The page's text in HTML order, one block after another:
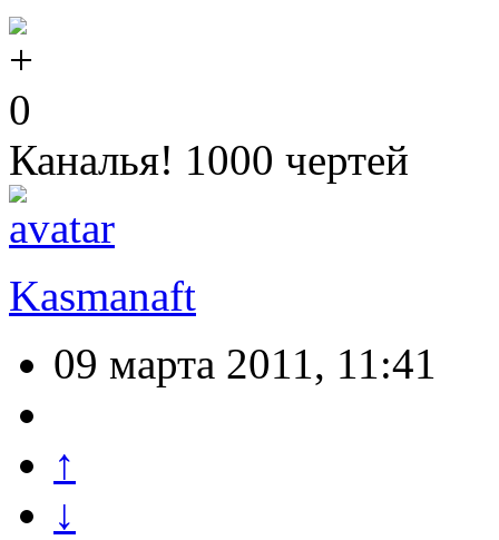
0
Каналья! 1000 чертей
Kasmanaft
09 марта 2011, 11:41
↑
↓